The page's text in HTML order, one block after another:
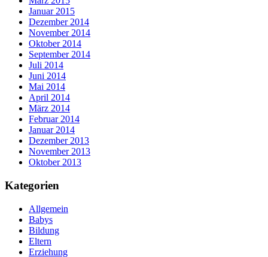
Januar 2015
Dezember 2014
November 2014
Oktober 2014
September 2014
Juli 2014
Juni 2014
Mai 2014
April 2014
März 2014
Februar 2014
Januar 2014
Dezember 2013
November 2013
Oktober 2013
Kategorien
Allgemein
Babys
Bildung
Eltern
Erziehung